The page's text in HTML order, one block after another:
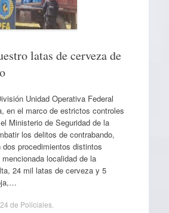
latas de cerveza de
Unidad Operativa Federal
en el marco de estrictos controles
Ministerio de Seguridad de la
los delitos de contrabando,
dos procedimientos distintos
localidad de la
24 mil latas de cerveza y 5
de Policiales.